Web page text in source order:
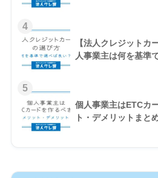
4
【法人クレジットカ
人事業主は何を基準
5
個人事業主はETCカ
ト・デメリットまと